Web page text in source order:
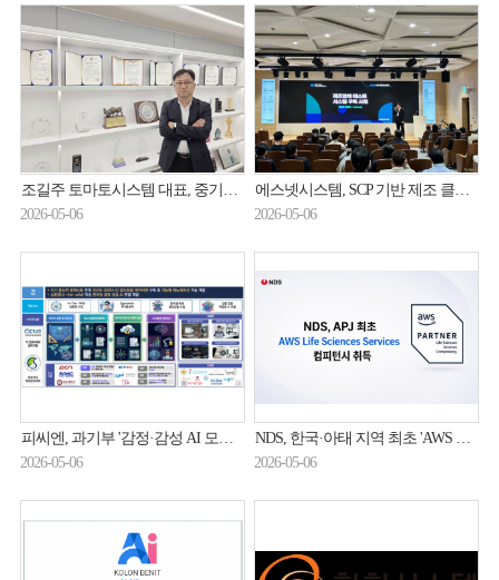
조길주 토마토시스템 대표, 중기부 장관 표창 수상
2026-05-06
에스넷시스템, SCP 기반 제조 클라우드 전환 사례 공개
2026-05-06
피씨엔, 과기부 '감정·감성 AI 모델 학습데이터셋 구축' 과제 수주
2026-05-06
NDS, 한국·아태 지역 최초 'AWS 생명과학 컴피턴시' 취득
2026-05-06